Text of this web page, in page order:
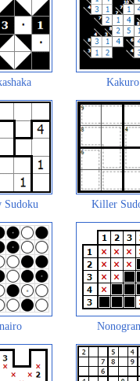
Kakuro
Sudoku Killer